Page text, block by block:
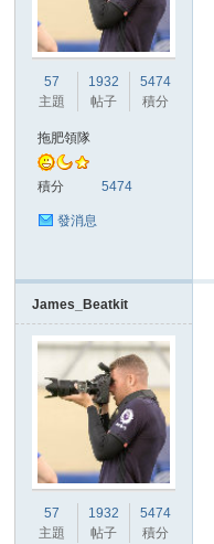
57
主題
1932
帖子
5474
積分
拖肥領隊
積分 5474
發消息
James_Beatkit
57
主題
1932
帖子
5474
積分